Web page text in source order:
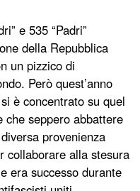
e 535 “Padri”
della Repubblica
un pizzico di
Però quest’anno
è concentrato su quel
che seppero abbattere
provenienza
collaborare alla stesura
era successo durante